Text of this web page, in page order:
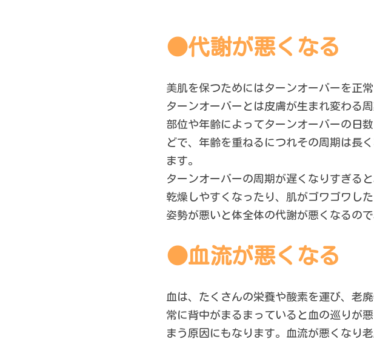
●代謝が悪くなる
美肌を保つためにはターンオーバーを正
ターンオーバーとは皮膚が生まれ変わる周
部位や年齢によってターンオーバーの日
どで、年齢を重ねるにつれその周期は長
ます。
ターンオーバーの周期が遅くなりすぎる
乾燥しやすくなったり、肌がゴワゴワし
姿勢が悪いと体全体の代謝が悪くなるの
●血流が悪くなる
血は、たくさんの栄養や酸素を運び、老
常に背中がまるまっていると血の巡りが
まう原因にもなります。血流が悪くなり